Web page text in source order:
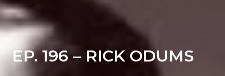
EP. 196 – RICK ODUMS